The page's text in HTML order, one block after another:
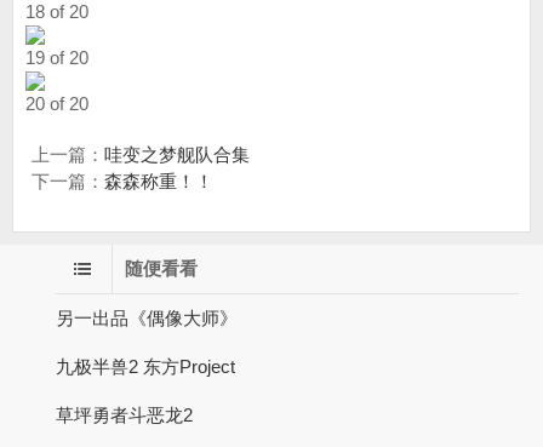
18 of 20
19 of 20
20 of 20
上一篇： 哇变之梦舰队合集
下一篇： 森森称重！！
随便看看
另一出品《偶像大师》
九极半兽2 东方Project
草坪勇者斗恶龙2